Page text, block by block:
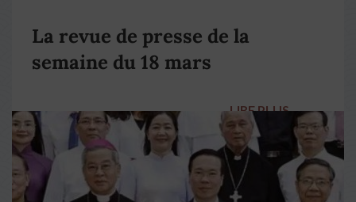
La revue de presse de la
semaine du 18 mars
LIRE PLUS →